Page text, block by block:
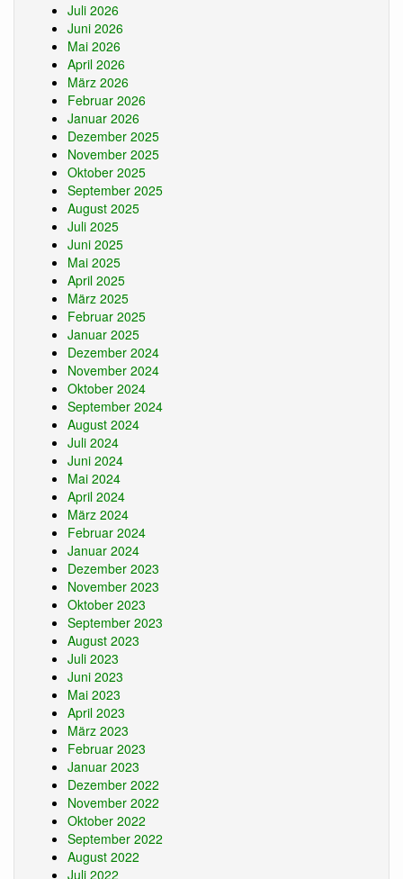
Juli 2026
Juni 2026
Mai 2026
April 2026
März 2026
Februar 2026
Januar 2026
Dezember 2025
November 2025
Oktober 2025
September 2025
August 2025
Juli 2025
Juni 2025
Mai 2025
April 2025
März 2025
Februar 2025
Januar 2025
Dezember 2024
November 2024
Oktober 2024
September 2024
August 2024
Juli 2024
Juni 2024
Mai 2024
April 2024
März 2024
Februar 2024
Januar 2024
Dezember 2023
November 2023
Oktober 2023
September 2023
August 2023
Juli 2023
Juni 2023
Mai 2023
April 2023
März 2023
Februar 2023
Januar 2023
Dezember 2022
November 2022
Oktober 2022
September 2022
August 2022
Juli 2022